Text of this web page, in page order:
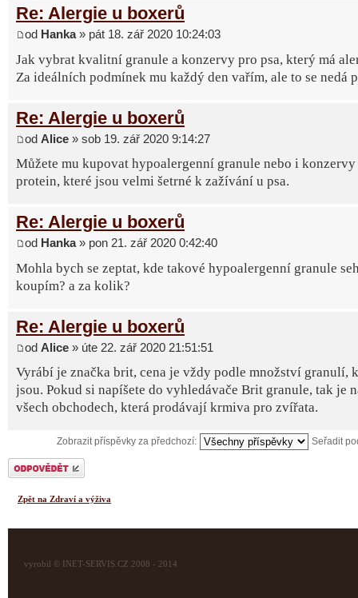
Re: Alergie u boxerů
od Hanka» pát 18. zář 2020 10:24:03
Jak vybrat kvalitní granule a konzervy pro psa, který má
Za ideálních podmínek mu každý den vařím, ale to se nedá
Re: Alergie u boxerů
od Alice » sob 19. zář 2020 9:14:27
Můžete mu kupovat hypoalergenní granule nebo i
protein, které jsou velmi šetrné k zažívání u psa.
Re: Alergie u boxerů
od Hanka» pon 21. zář 2020 0:42:40
Mohla bych se zeptat, kde takové hypoalergenní granule
koupím? a za kolik?
Re: Alergie u boxerů
od Alice » úte 22. zář 2020 21:51:51
Vyrábí je značka brit, cena je vždy podle množství granulí,
jsou. Pokud si napíšete do vyhledávače Brit granule, tak je
všech obchodech, která prodávají krmiva pro zvířata.
Zobrazit příspěvky za předchozí: Seřadit
Odeslat odpověď
Zpět na Zdraví a výživa
vyrobil © INET-SERVIS.CZ 2008 - 2014